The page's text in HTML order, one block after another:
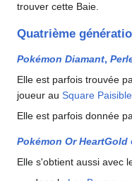
trouver cette Baie.
Quatrième
Pokémon Diamant,
Elle est parfois trouvée
joueur au Square Paisible
Elle est parfois donnée
Pokémon Or HeartGold
Elle s'obtient aussi avec